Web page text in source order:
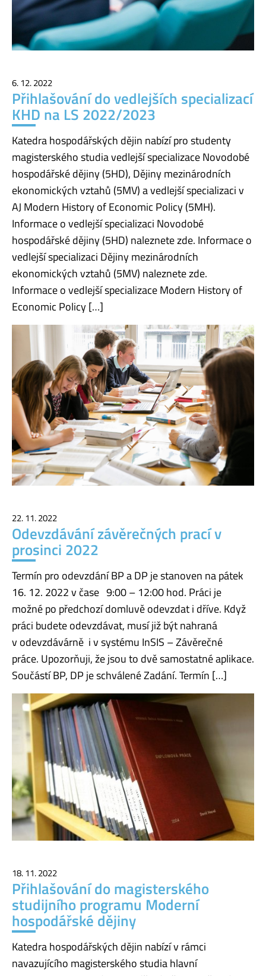
6. 12. 2022
Přihlašování do vedlejších specializací
KHD na LS 2022/2023
Katedra hospodářských dějin nabízí pro studenty
magisterského studia vedlejší specializace Novodobé
hospodářské dějiny (5HD), Dějiny mezinárodních
ekonomických vztahů (5MV) a vedlejší specializaci v
AJ Modern History of Economic Policy (5MH).
Informace o vedlejší specializaci Novodobé
hospodářské dějiny (5HD) naleznete zde. Informace o
vedlejší specializaci Dějiny mezinárodních
ekonomických vztahů (5MV) naleznete zde.
Informace o vedlejší specializace Modern History of
Economic Policy […]
22. 11. 2022
Odevzdávání závěrečných prací v
prosinci 2022
Termín pro odevzdání BP a DP je stanoven na pátek
16. 12. 2022 v čase 9:00 – 12:00 hod. Práci je
možné po předchozí domluvě odevzdat i dříve. Když
práci budete odevzdávat, musí již být nahraná
v odevzdávárně i v systému InSIS – Závěrečné
práce. Upozorňuji, že jsou to dvě samostatné aplikace.
Součástí BP, DP je schválené Zadání. Termín […]
18. 11. 2022
Přihlašování do magisterského
studijního programu Moderní
hospodářské dějiny
Katedra hospodářských dějin nabízí v rámci
navazujícího magisterského studia hlavní